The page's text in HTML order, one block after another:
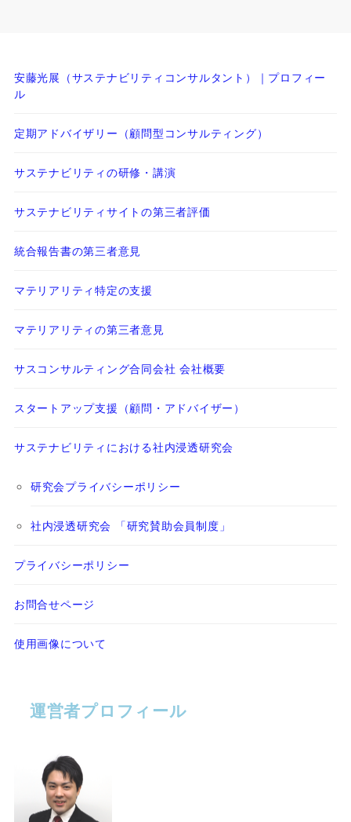
安藤光展（サステナビリティコンサルタント）｜プロフィー
ル
定期アドバイザリー（顧問型コンサルティング）
サステナビリティの研修・講演
サステナビリティサイトの第三者評価
統合報告書の第三者意見
マテリアリティ特定の支援
マテリアリティの第三者意見
サスコンサルティング合同会社 会社概要
スタートアップ支援（顧問・アドバイザー）
サステナビリティにおける社内浸透研究会
研究会プライバシーポリシー
社内浸透研究会 「研究賛助会員制度」
プライバシーポリシー
お問合せページ
使用画像について
運営者プロフィール